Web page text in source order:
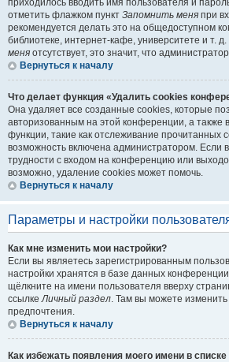
приходилось вводить имя пользователя и
отметить флажком пункт Запомнить меня при
рекомендуется делать это на общедоступном
библиотеке, интернет-кафе, университете и т. д.
меня отсутствует, это значит, что
Вернуться к началу
Что делает функция «Удалить cookies
Она удаляет все созданные cookies, которые
авторизованным на этой конференции, а также
функции, такие как отслеживание прочитанных
возможность включена администратором. Если
трудности с входом на конференцию или
возможно, удаление cookies может помочь.
Вернуться к началу
Параметры и настройки
Как мне изменить мои настройки?
Если вы являетесь зарегистрированным
настройки хранятся в базе данных
щёлкните на имени пользователя вверху
ссылкеЛичный раздел. Там вы можете изменить
предпочтения.
Вернуться к началу
Как избежать появления моего имени в